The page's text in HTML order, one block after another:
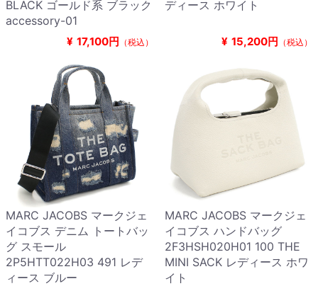
BLACK ゴールド系 ブラック
accessory-01
¥ 17,100円 （税込）
ディース ホワイト
¥ 15,200円 （税込）
MARC JACOBS マークジェ
イコブス デニム トートバッ
グ スモール
2P5HTT022H03 491 レデ
ィース ブルー
MARC JACOBS マークジェ
イコブス ハンドバッグ
2F3HSH020H01 100 THE
MINI SACK レディース ホワ
イト